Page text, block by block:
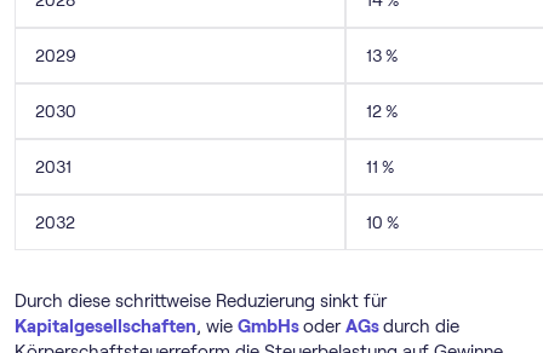
2029 13 %
2030 12 %
2031 11 %
2032 10 %
Durch diese schrittweise Reduzierung sinkt für
Kapitalgesellschaften, wie GmbHsoderAGsdurch die